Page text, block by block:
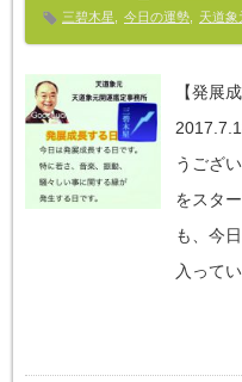
三碧木星
今日の運勢 天道象
【発展
うござ
をスタ
も、今
入って